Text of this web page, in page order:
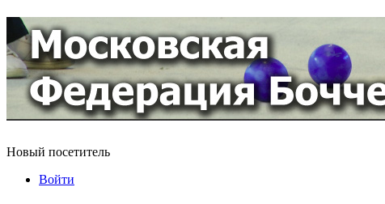
Новый посетитель
Войти